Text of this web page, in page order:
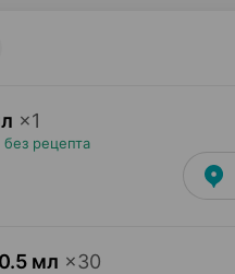
×1
без рецепта
0.5 мл ×30